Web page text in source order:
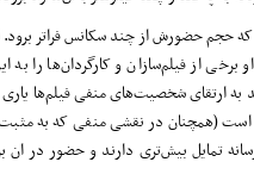
که حجم حضورش از چند سکانس فراتر
از فیلم‌سازان و کارگردان‌ها را
ارتقای شخصیت‌های منفی فیلم‌ها یاری
است (همچنان در نقشی منفی که به
تمایل بیش‌تری دارند و حضور در ان